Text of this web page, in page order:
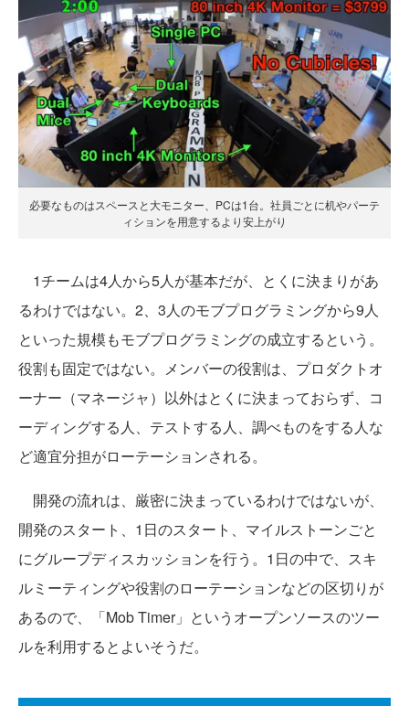
必要なものはスペースと大モニター、PCは1台。社員ごとに机やパーテ
ィションを用意するより安上がり
1チームは4人から5人が基本だが、とくに決まりがあ
るわけではない。2、3人のモブプログラミングから9人
といった規模もモブプログラミングの成立するという。
役割も固定ではない。メンバーの役割は、プロダクトオ
ーナー（マネージャ）以外はとくに決まっておらず、コ
ーディングする人、テストする人、調べものをする人な
ど適宜分担がローテーションされる。
開発の流れは、厳密に決まっているわけではないが、
開発のスタート、1日のスタート、マイルストーンごと
にグループディスカッションを行う。1日の中で、スキ
ルミーティングや役割のローテーションなどの区切りが
あるので、「Mob Timer」というオープンソースのツー
ルを利用するとよいそうだ。